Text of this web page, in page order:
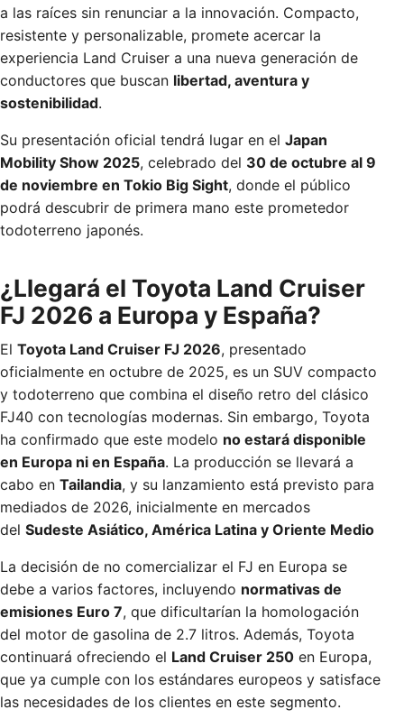
a las raíces sin renunciar a la innovación. Compacto,
resistente y personalizable, promete acercar la
experiencia Land Cruiser a una nueva generación de
conductores que buscan libertad, aventura y
sostenibilidad.
Su presentación oficial tendrá lugar en el Japan
Mobility Show 2025, celebrado del 30 de octubre al 9
de noviembre en Tokio Big Sight, donde el público
podrá descubrir de primera mano este prometedor
todoterreno japonés.
¿Llegará el Toyota Land Cruiser
FJ 2026 a Europa y España?
El Toyota Land Cruiser FJ 2026, presentado
oficialmente en octubre de 2025, es un SUV compacto
y todoterreno que combina el diseño retro del clásico
FJ40 con tecnologías modernas. Sin embargo, Toyota
ha confirmado que este modelo no estará disponible
en Europa ni en España. La producción se llevará a
cabo en Tailandia, y su lanzamiento está previsto para
mediados de 2026, inicialmente en mercados
del Sudeste Asiático, América Latina y Oriente Medio
La decisión de no comercializar el FJ en Europa se
debe a varios factores, incluyendo normativas de
emisiones Euro 7, que dificultarían la homologación
del motor de gasolina de 2.7 litros. Además, Toyota
continuará ofreciendo el Land Cruiser 250 en Europa,
que ya cumple con los estándares europeos y satisface
las necesidades de los clientes en este segmento.